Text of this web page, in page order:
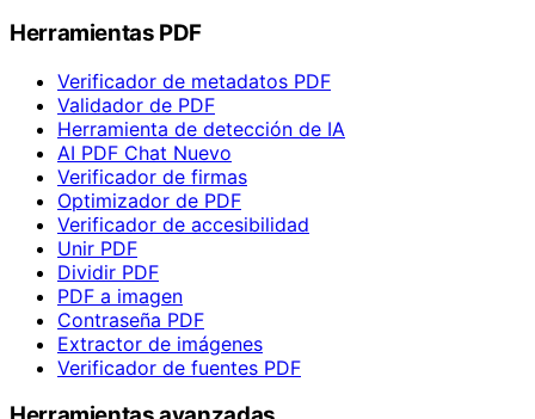
Herramientas PDF
Verificador de metadatos PDF
Validador de PDF
Herramienta de detección de IA
AI PDF Chat Nuevo
Verificador de firmas
Optimizador de PDF
Verificador de accesibilidad
Unir PDF
Dividir PDF
PDF a imagen
Contraseña PDF
Extractor de imágenes
Verificador de fuentes PDF